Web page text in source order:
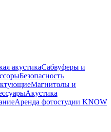
акустикаСабвуферы и
Безопасность
Магнитолы и
Акустика
Аренда фотостудии KNOW